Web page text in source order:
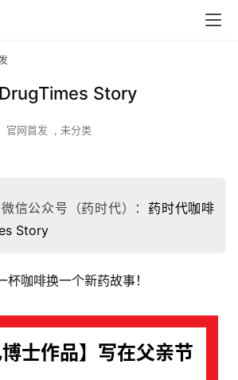
Story
官网首发 , 未分类
信公众号（药时代）： 药时代咖啡
Story
咖啡换一个新药故事！
博士作品】写在父亲节